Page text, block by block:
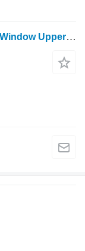
Ford 6610 10, Tw, 30 Ser Sq Cab Back Window Upper Frame Damaged E5nn9 E5NN9442208AA tüübi jaoks ratastraktori